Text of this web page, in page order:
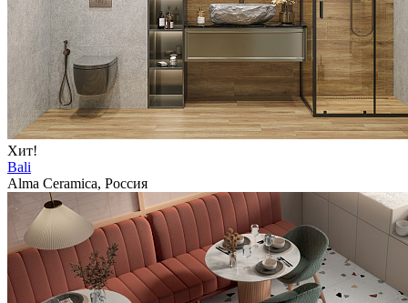
Хит!
Bali
Alma Ceramica, Россия